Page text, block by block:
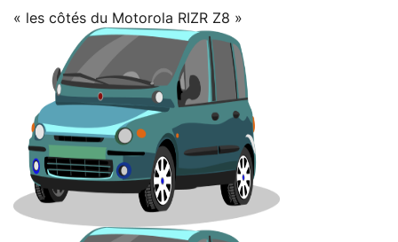
« les côtés du Motorola RIZR Z8 »